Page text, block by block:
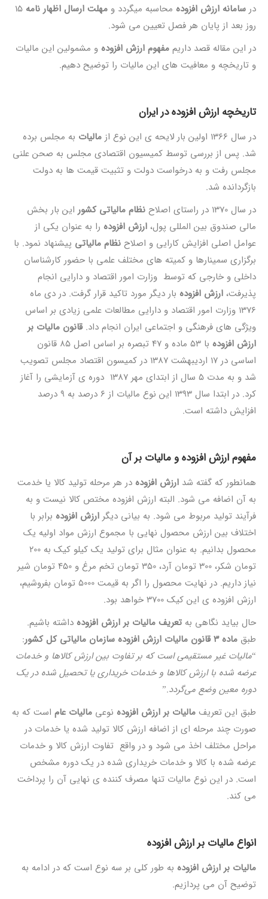
در سامانه ارزش افزوده محاسبه میگردد و مهلت ارسال اظهار نامه 15
روز بعد از پایان هر فصل تعیین می شود.
در این مقاله قصد داریم مفهوم ارزش افزوده و مشمولین این مالیات
و تاریخچه و معافیت های این مالیات را توضیح دهیم.
تاریخچه ارزش افزوده در ایران
در سال 1366 اولین بار لایحه ی این نوع از مالیات به مجلس برده
شد. پس از بررسی توسط کمیسیون اقتصادی مجلس به صحن علنی
مجلس رفت و به درخواست دولت و تثبیت قیمت ها به دولت
بازگردانده شد.
در سال 1370 در راستای اصلاح
نظام مالیاتی کشور این بار بخش
مالی صندوق بین المللی پول، ارزش افزوده را به عنوان یکی از
عوامل اصلی افزایش کارایی و اصلاح نظام مالیاتی پیشنهاد نمود. با
برگزاری سمینارها و کمیته های مختلف علمی با حضور کارشناسان
داخلی و خارجی که توسط وزارت امور اقتصاد و دارایی انجام
پذیرفت، ارزش افزوده بار دیگر مورد تاکید قرار گرفت. در دی ماه
1376 وزارت امور اقتصاد و دارایی مطالعات علمی زیادی بر اساس
ویژگی های فرهنگی و اجتماعی ایران انجام داد.قانون مالیات بر
ارزش افزوده
با 53 ماده و 47 تبصره بر اساس اصل 85 قانون
اساسی در 17 اردیبهشت 1387 در کمیسون اقتصاد مجلس تصویب
شد و به مدت 5 سال از ابتدای مهر 1387 دوره ی آزمایشی را آغاز
کرد. در ابتدا سال 1393 این نوع مالیات از 6 درصد به 9 درصد
افزایش داشته است.
مفهوم ارزش افزوده و مالیات بر آن
همانطور که گفته شد ارزش افزوده در هر مرحله تولید کالا یا خدمت
به آن اضافه می شود. البته ارزش افزوده مختص کالا نیست و به
فرآیند تولید مربوط می شود. به بیانی دیگر ارزش افزوده برابر با
اختلاف بین ارزش محصول نهایی با مجموع ارزش مواد اولیه یک
محصول بدانیم. به عنوان مثال برای تولید یک کیلو کیک به 200
تومان شکر، 300 تومان آرد، 350 تومان تخم مرغ و 450 تومان شیر
نیاز داریم. در نهایت محصول را اگر به قیمت 5000 تومان بفروشیم،
ارزش افزوده ی این کیک 3700 خواهد بود.
حال بیاید نگاهی به تعریف مالیات بر ارزش افزوده داشته باشیم.
طبق ماده 3 قانون مالیات ارزش افزوده سازمان مالیاتی کل کشور
:
“مالیات غیر مستقیمی است که بر تفاوت بین ارزش کالاها و خدمات
عرضه شده با ارزش کالاها و خدمات خریداری یا تحصیل شده در یک
دوره معین وضع می‌گردد.”
طبق این تعریف مالیات بر ارزش افزوده نوعی مالیات عام است که به
صورت چند مرحله ای از اضافه ارزش کالا تولید شده یا خدمات در
مراحل مختلف اخذ می شود و در واقع تفاوت ارزش کالا و خدمات
عرضه شده با کالا و خدمات خریداری شده در یک دوره مشخص
است. در این نوع مالیات تنها مصرف کننده ی نهایی آن را پرداخت
می کند.
انواع مالیات بر ارزش افزوده
مالیات بر ارزش افزوده به طور کلی بر سه نوع است که در ادامه به
توضیح آن می پردازیم.